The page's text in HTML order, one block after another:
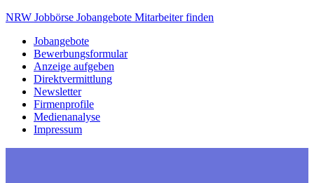
NRW Jobbörse Jobangebote Mitarbeiterfinden
Jobangebote
Bewerbungsformular
Anzeige aufgeben
Direktvermittlung
Newsletter
Firmenprofile
Medienanalyse
Impressum